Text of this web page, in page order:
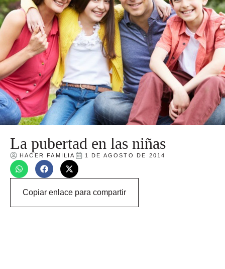
La pubertad en las niñas
HACER FAMILIA 1 DE AGOSTO DE 2014
Copiar enlace para compartir